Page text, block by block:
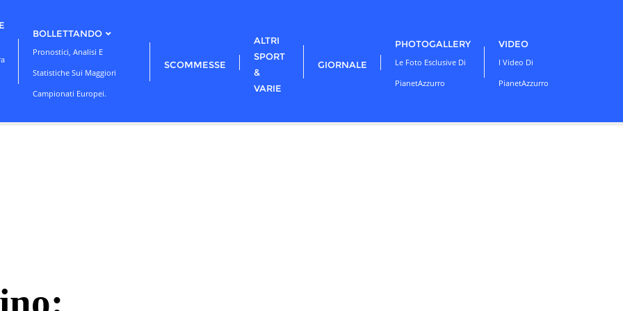
BOLLETTANDO
Pronostici, Analisi E
Statistiche Sui Maggiori
Campionati Europei.
SCOMMESSE
ALTRI
SPORT
&
VARIE
GIORNALE
PHOTOGALLERY
Le Foto Esclusive Di
PianetAzzurro
VIDEO
I Video Di
PianetAzzurro